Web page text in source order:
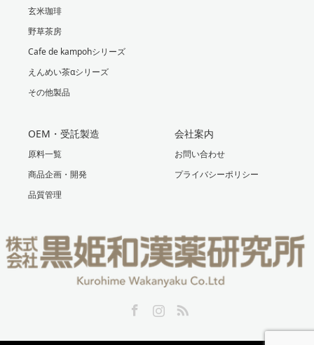
玄米珈琲
野草茶房
Cafe de kampohシリーズ
えんめい茶αシリーズ
その他製品
OEM・受託製造
原料一覧
商品企画・開発
品質管理
会社案内
お問い合わせ
プライバシーポリシー